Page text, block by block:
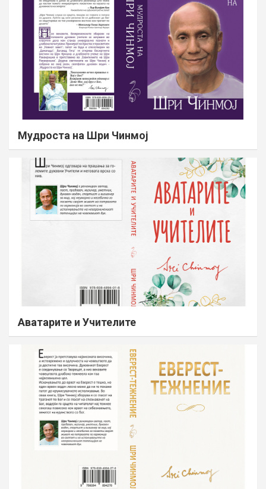
Мудроста на Шри Чинмој
Аватарите и Учителите